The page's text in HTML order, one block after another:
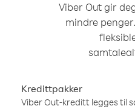
Viber Out gir
mindre
Kredittpakker
Viber Out-kreditt legges til